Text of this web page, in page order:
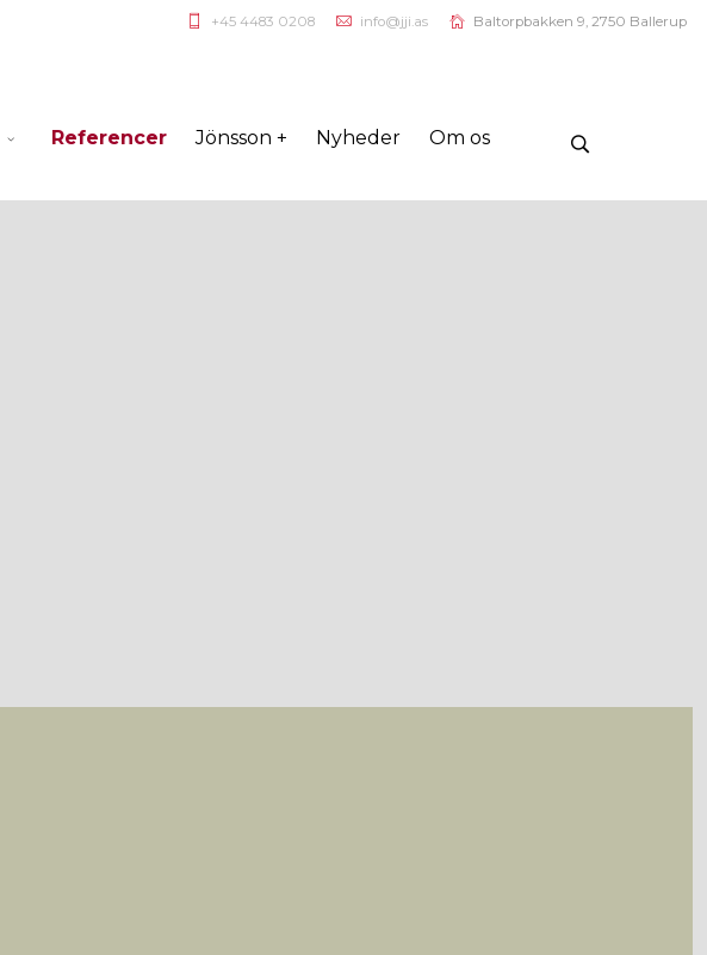
+45 4483 0208 info@jji.as Baltorpbakken 9, 2750 Ballerup
Referencer Jönsson + Nyheder Om os